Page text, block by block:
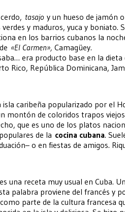
tasajoy un hueso de jamón o
y maduros, yuca y boniato.
en los barrios cubanos la
«El Carmen», Camagüey.
era producto base en la
Rico, República Dominicana,
caribeña popularizado por el
montón de coloridos trapos
que es uno de los platos
de la cocina cubana.
o en fiestas de amigos.
una receta muy usual en Cuba.
palabra proviene del francés y
parte de la cultura francesa